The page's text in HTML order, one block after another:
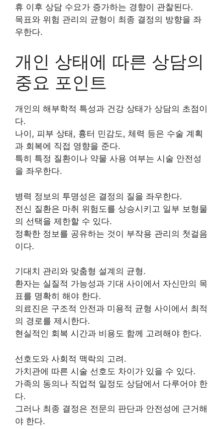
휴 이후 상담 수요가 증가하는 경향이 관찰된다.
목표와 위험 관리의 균형이 최종 결정의 방향을 좌
우한다.
개인 상태에 따른 상담의
중요 포인트
개인의 해부학적 특성과 건강 상태가 상담의 초점이
다.
나이, 피부 상태, 흉터 민감도, 체력 등은 수술 계획
과 회복에 직접 영향을 준다.
특히 특정 질환이나 약물 사용 여부는 시술 안전성
을 좌우한다.
병력 정보의 투명성은 결정의 질을 좌우한다.
전신 질환은 마취 위험도를 상승시키고 일부 보형물
의 선택을 제한할 수 있다.
정확한 정보를 공유하는 것이 부작용 관리의 첫걸음
이다.
기대치 관리와 맞춤형 설계의 균형.
환자는 실질적 가능성과 기대 사이에서 자신만의 목
표를 명확히 해야 한다.
의료진은 구조적 안전과 미용적 균형 사이에서 최적
의 경로를 제시한다.
현실적인 회복 시간과 비용도 함께 고려해야 한다.
선호도와 사회적 맥락의 고려.
가치관에 따른 시술 선호도 차이가 있을 수 있다.
가족의 동의나 직업적 일정도 상담에서 다루어야 한
다.
그러나 최종 결정은 전문의 판단과 안전성에 근거해
야 한다.